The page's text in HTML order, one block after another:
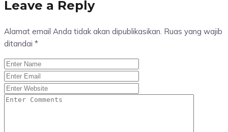
Leave a Reply
Alamat email Anda tidak akan dipublikasikan. Ruas yang wajib
ditandai *